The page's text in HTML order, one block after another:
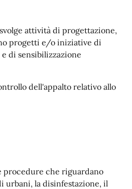
attività di progettazione,
progetti e/o iniziative di
di sensibilizzazione
dell'appalto relativo allo
procedure che riguardano
urbani, la disinfestazione, il